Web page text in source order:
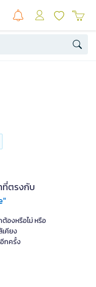
ที่ตรงกับ
องหรือไม่ หรือ
เคียง
กครั้ง